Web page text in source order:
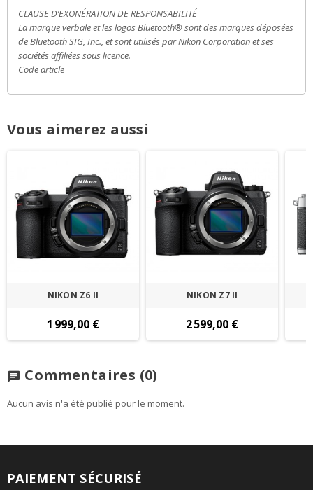
CLAUSE D’EXONÉRATION DE RESPONSABILITÉ
La marque verbale et les logos Bluetooth® sont des marques déposées
de Bluetooth SIG, Inc., et sont utilisés par Nikon Corporation et ses
sociétés affiliées sous licence.
Code article
Vous aimerez aussi
NIKON Z6 II
1 999,00 €
NIKON Z7 II
2 599,00 €
chat Commentaires (0)
Aucun avis n'a été publié pour le moment.
PAIEMENT SÉCURISÉ